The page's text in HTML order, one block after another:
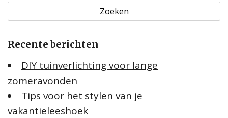
e
k
n
a
a
r
:
Recente berichten
DIY tuinverlichting voor lange
zomeravonden
Tips voor het stylen van je
vakantieleeshoek